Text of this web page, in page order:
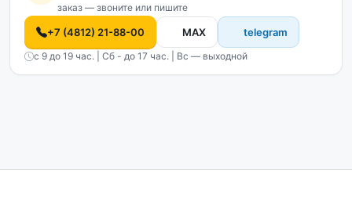
заказ — звоните или пишите
+7 (4812) 21-88-00 MAX telegram
с 9 до 19 час. | Сб - до 17 час. | Вс — выходной